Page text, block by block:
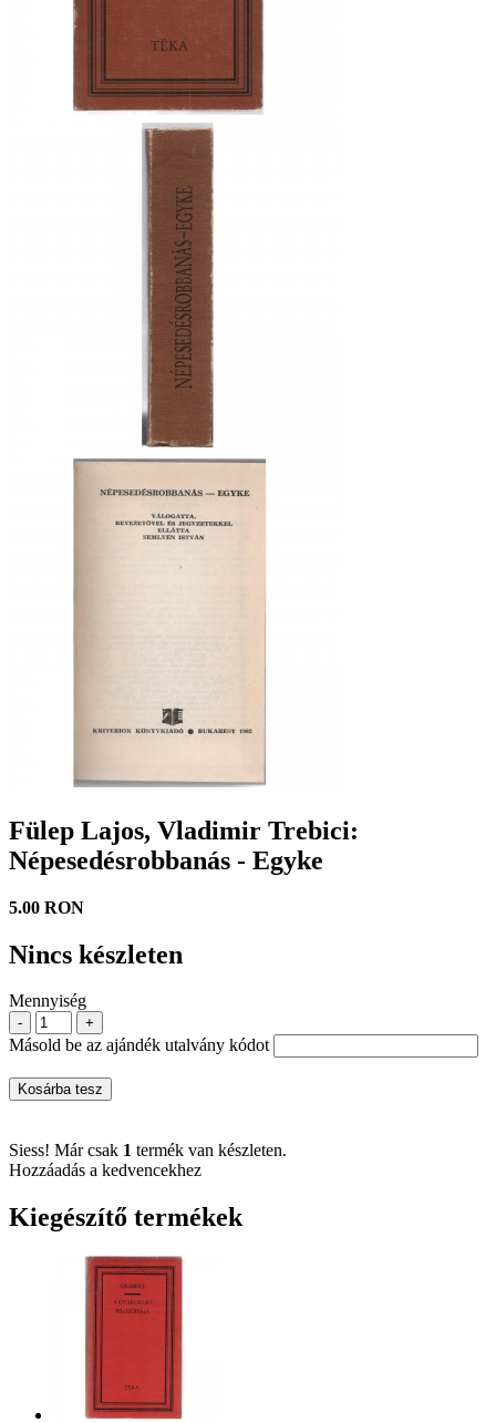
Fülep Lajos, Vladimir Trebici:
Népesedésrobbanás - Egyke
5.00 RON
Nincs készleten
Mennyiség
- +
Másold be az ajándék utalvány kódot
Kosárba tesz
Siess! Már csak 1 termék van készleten.
Hozzáadás a kedvencekhez
Kiegészítő termékek